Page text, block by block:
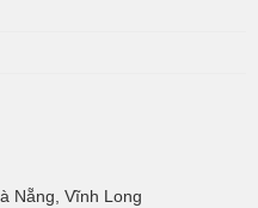
Nẵng, Vĩnh Long